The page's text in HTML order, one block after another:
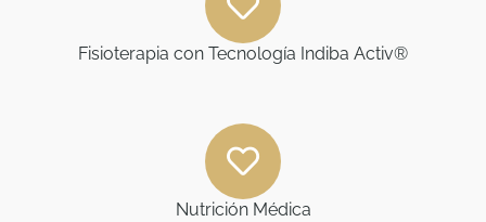
Fisioterapia con Tecnología Indiba Activ®
Nutrición Médica